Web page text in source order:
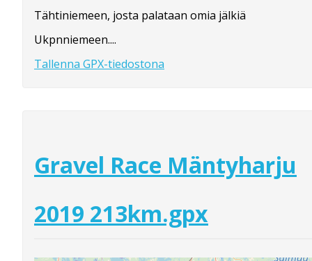
Tähtiniemeen, josta palataan omia jälkiä
Ukpnniemeen....
Tallenna GPX-tiedostona
Gravel Race Mäntyharju
2019 213km.gpx